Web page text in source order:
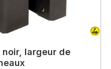
noir, largeur de